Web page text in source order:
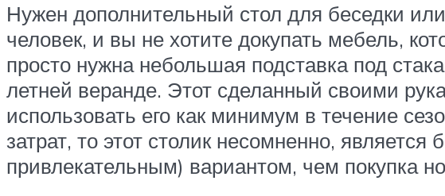
Нужен дополнительный стол для беседки
человек, и вы не хотите докупать мебель,
просто нужна небольшая подставка под
летней веранде. Этот сделанный своими
использовать его как минимум в течение
затрат, то этот столик несомненно,
привлекательным) вариантом, чем покупка